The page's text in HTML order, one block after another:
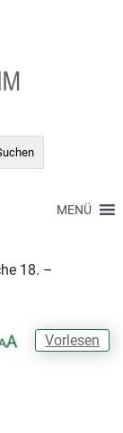
MENÜ
18. –
Vorlesen